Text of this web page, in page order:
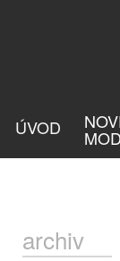
ÚVOD
archiv